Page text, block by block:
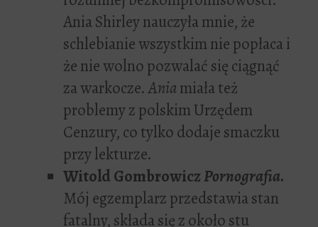
Ania Shirley nauczyła mnie, że
schlebianie wszystkim nie popłaca i
że nie wolno pozwalać się ciągnąć
za warkocze.Aniamiała też
problemy z polskim Urzędem
Cenzury, co tylko dodaje smaczku
przy lekturze.
Witold GombrowiczPornografia.
Mój egzemplarz przedstawia stan
fatalny, składa się z około stu